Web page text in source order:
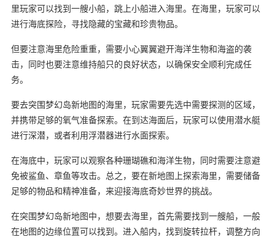
里玩家可以找到一艘小船，跳上小船进入海里。在海里，玩家可以
进行海底探险，寻找隐藏的宝藏和珍贵物品。
但要注意海里危险重重，需要小心翼翼避开海洋生物和海盗的袭
击，同时也要注意维持船只的良好状态，以确保安全顺利完成任
务。
要去突围梦幻岛新地图的海里，玩家需要先选中需要探测的区域，
并携带足够的氧气准备探索。在到达海面后，玩家可以使用潜水艇
进行深潜，或者利用浮潜器进行水面探索。
在海底中，玩家可以观察各种珊瑚礁和海洋生物，同时需要注意避
免被鲨鱼、章鱼等攻击。总之，要在新地图上探索海里，需要储备
足够的物品和精神准备，来迎接海底奇妙世界的挑战。
在突围梦幻岛新地图中，想要去海里，首先需要找到一艘船，一般
在地图的边缘位置可以找到。进入船内，找到旋转拉杆，调整方向